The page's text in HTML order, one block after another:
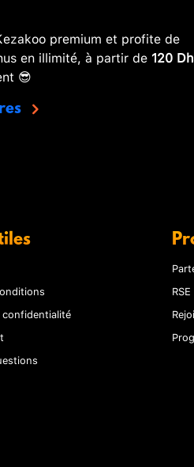
premium et profite de
en illimité, à partir de 120
😎
RSE